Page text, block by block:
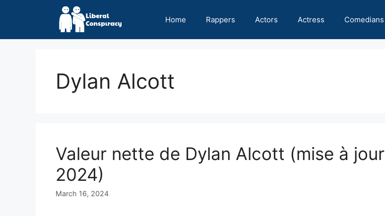
Home Rappers Actors Actress Comedians
Dylan Alcott
Valeur nette de Dylan Alcott (mise à jour
2024)
March 16, 2024